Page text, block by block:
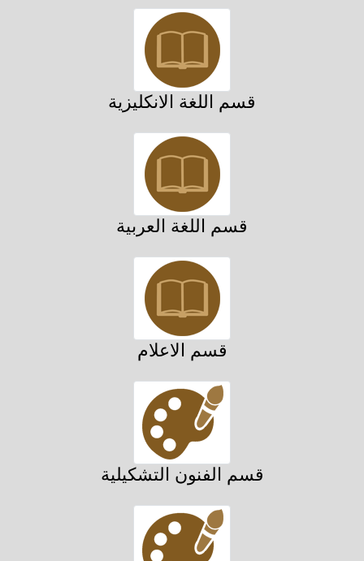
قسم اللغة الانكليزية
قسم اللغة العربية
قسم الاعلام
قسم الفنون التشكيلية